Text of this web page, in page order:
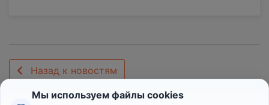
Назад к новостям
Мы используем файлы cookies